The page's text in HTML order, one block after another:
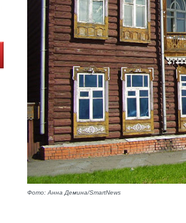
Фото: Анна Демина/SmartNews